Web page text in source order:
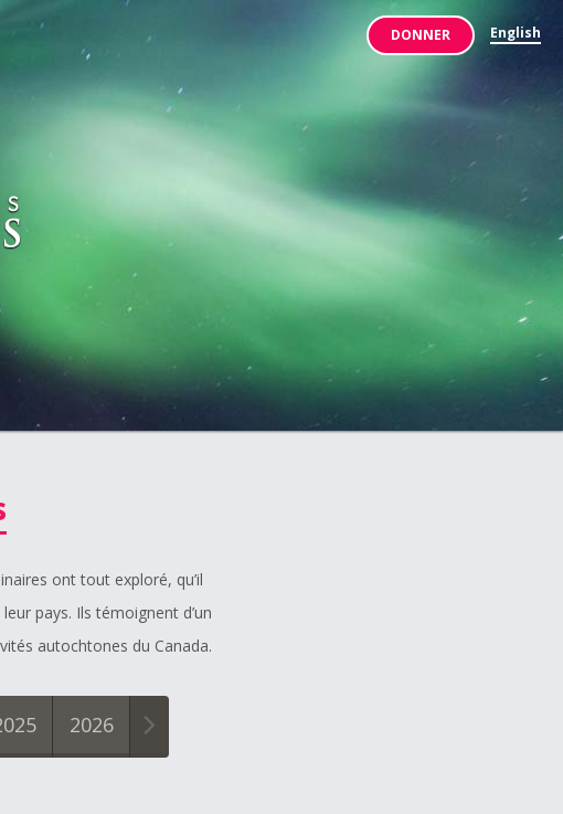
DONNER English
ont tout exploré, qu’il
pays. Ils témoignent d’un
autochtones du Canada.
2026